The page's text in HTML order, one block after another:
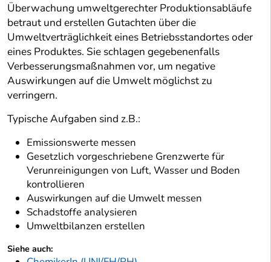
Überwachung umweltgerechter Produktionsabläufe
betraut und erstellen Gutachten über die
Umweltverträglichkeit eines Betriebsstandortes oder
eines Produktes. Sie schlagen gegebenenfalls
Verbesserungsmaßnahmen vor, um negative
Auswirkungen auf die Umwelt möglichst zu
verringern.
Typische Aufgaben sind z.B.:
Emissionswerte messen
Gesetzlich vorgeschriebene Grenzwerte für
Verunreinigungen von Luft, Wasser und Boden
kontrollieren
Auswirkungen auf die Umwelt messen
Schadstoffe analysieren
Umweltbilanzen erstellen
Siehe auch: